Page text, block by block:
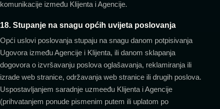
komunikacije između Klijenta i Agencije.
18. Stupanje na snagu općih uvijeta poslovanja
Opći uslovi poslovanja stupaju na snagu danom potpisivanja
Ugovora između Agencije i Klijenta, ili danom sklapanja
dogovora o izvršavanju poslova oglašavanja, reklamiranja ili
izrade web stranice, održavanja web stranice ili drugih poslova.
Uspostavljanjem saradnje uzmeeđu Klijenta i Agencije
(prihvatanjem ponude pismenim putem ili uplatom po